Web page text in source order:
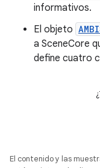
informativos.
El objeto
a SceneCore
define cuatro
El contenido y las